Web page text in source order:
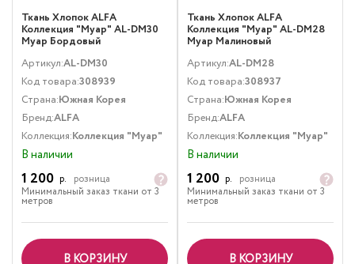
Ткань Хлопок ALFA
Коллекция "Муар" AL-DM30
Муар Бордовый
Артикул:AL-DM30
Код товара:308939
Страна:Южная Корея
Бренд:ALFA
Коллекция:Коллекция "Муар"
В наличии
1 200 р.
розница
Минимальный заказ ткани от 3
метров
В КОРЗИНУ
Ткань Хлопок ALFA
Коллекция "Муар" AL-DM28
Муар Малиновый
Артикул:AL-DM28
Код товара:308937
Страна:Южная Корея
Бренд:ALFA
Коллекция:Коллекция "Муар"
В наличии
1 200 р.
розница
Минимальный заказ ткани от 3
метров
В КОРЗИНУ